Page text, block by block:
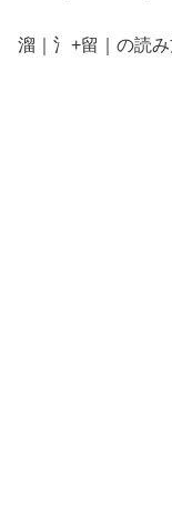
溜｜氵+留｜の読